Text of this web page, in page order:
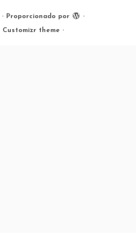
Proporcionado por ·
Customizr theme ·